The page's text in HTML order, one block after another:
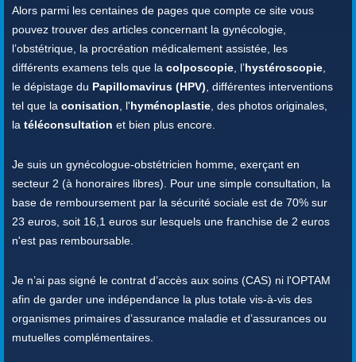
Alors parmi les centaines de pages que compte ce site vous
pouvez trouver des articles concernant la gynécologie,
l’obstétrique, la procréation médicalement assistée, les
différents examens tels que la colposcopie, l’hystéroscopie,
le dépistage du Papillomavirus (HPV), différentes interventions
tel que la conisation, l'hyménoplastie, des photos originales,
la téléconsultation et bien plus encore.
Je suis un gynécologue-obstétricien homme, exerçant en
secteur 2 (à honoraires libres). Pour une simple consultation, la
base de remboursement par la sécurité sociale est de 70% sur
23 euros, soit 16,1 euros sur lesquels une franchise de 2 euros
n'est pas remboursable.
Je n’ai pas signé le contrat d’accès aux soins (CAS) ni l'OPTAM
afin de garder une indépendance la plus totale vis-à-vis des
organismes primaires d’assurance maladie et d’assurances ou
mutuelles complémentaires.